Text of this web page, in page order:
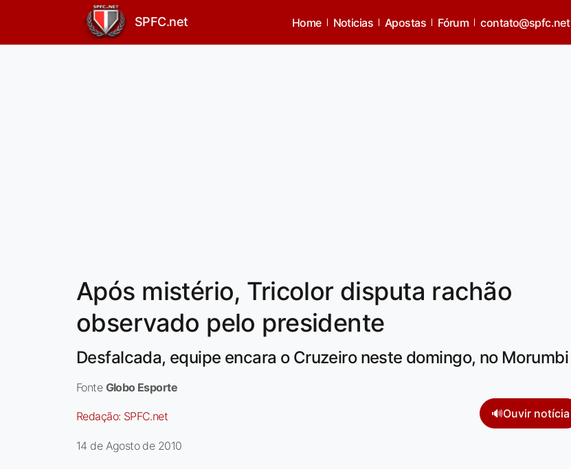
SPFC.net Home Noticias Apostas Fórum contato@spfc.net
Após mistério, Tricolor disputa rachão
observado pelo presidente
Desfalcada, equipe encara o Cruzeiro neste domingo, no Morumbi
Fonte Globo Esporte
Redação: SPFC.net 🔊Ouvir notícia
14 de Agosto de 2010